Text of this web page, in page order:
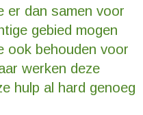
er dan samen voor
gebied mogen
ook behouden voor
werken deze
hulp al hard genoeg